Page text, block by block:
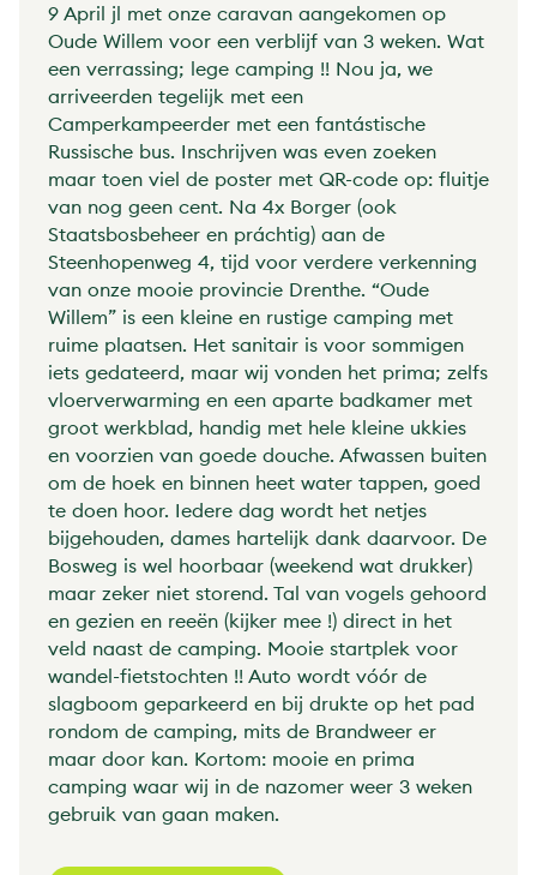
9 April jl met onze caravan aangekomen op
Oude Willem voor een verblijf van 3 weken. Wat
een verrassing; lege camping !! Nou ja, we
arriveerden tegelijk met een
Camperkampeerder met een fantástische
Russische bus. Inschrijven was even zoeken
maar toen viel de poster met QR-code op: fluitje
van nog geen cent. Na 4x Borger (ook
Staatsbosbeheer en práchtig) aan de
Steenhopenweg 4, tijd voor verdere verkenning
van onze mooie provincie Drenthe. “Oude
Willem” is een kleine en rustige camping met
ruime plaatsen. Het sanitair is voor sommigen
iets gedateerd, maar wij vonden het prima; zelfs
vloerverwarming en een aparte badkamer met
groot werkblad, handig met hele kleine ukkies
en voorzien van goede douche. Afwassen buiten
om de hoek en binnen heet water tappen, goed
te doen hoor. Iedere dag wordt het netjes
bijgehouden, dames hartelijk dank daarvoor. De
Bosweg is wel hoorbaar (weekend wat drukker)
maar zeker niet storend. Tal van vogels gehoord
en gezien en reeën (kijker mee !) direct in het
veld naast de camping. Mooie startplek voor
wandel-fietstochten !! Auto wordt vóór de
slagboom geparkeerd en bij drukte op het pad
rondom de camping, mits de Brandweer er
maar door kan. Kortom: mooie en prima
camping waar wij in de nazomer weer 3 weken
gebruik van gaan maken.